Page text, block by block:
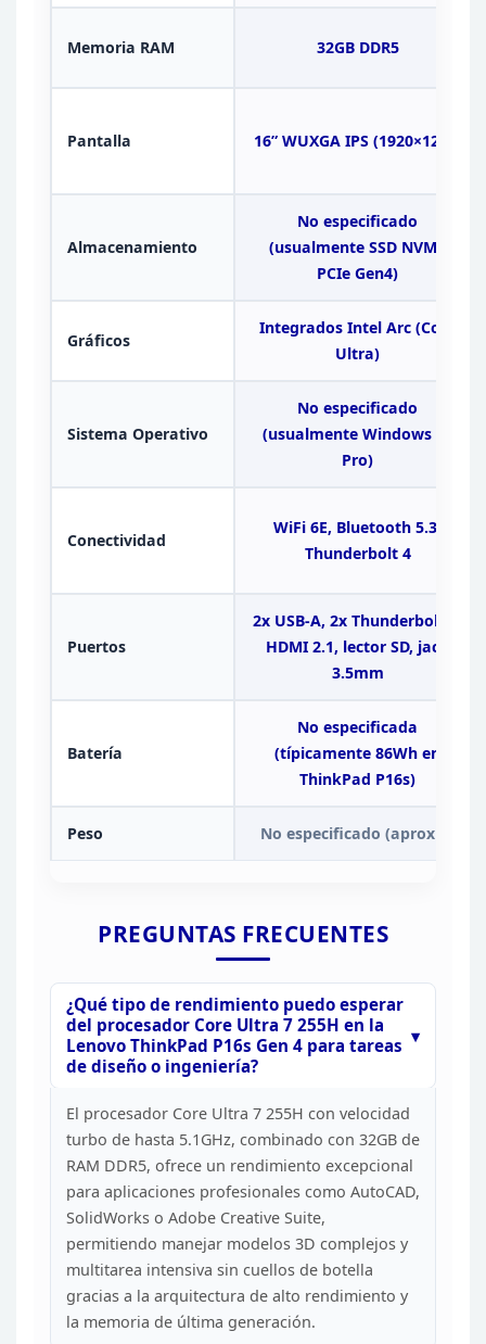
Memoria RAM 32GB DDR5
Pantalla 16” WUXGA IPS (1920×1200)
Almacenamiento
No especificado
(usualmente SSD NVMe
PCIe Gen4)
Gráficos
Integrados Intel Arc (Core
Ultra)
Sistema Operativo
No especificado
(usualmenteWindows 11
Pro)
Conectividad
WiFi 6E, Bluetooth 5.3,
Thunderbolt 4
Puertos
2x USB-A, 2x Thunderbolt 4,
HDMI 2.1, lector SD, jack
3.5mm
Batería
No especificada
(típicamente 86Wh en
ThinkPad P16s)
Peso No especificado (aproxim
PREGUNTAS FRECUENTES
¿Qué tipo de rendimiento puedo esperar
del procesador Core Ultra 7 255H en la
Lenovo ThinkPad P16s Gen 4 para tareas
de diseño o ingeniería?
El procesador Core Ultra 7 255H con velocidad
turbo de hasta 5.1GHz, combinado con 32GB de
RAM DDR5, ofrece un rendimiento excepcional
para aplicaciones profesionales como AutoCAD,
SolidWorks o Adobe Creative Suite,
permitiendo manejar modelos 3D complejos y
multitarea intensiva sin cuellos de botella
gracias a la arquitectura de alto rendimiento y
la memoria de última generación.